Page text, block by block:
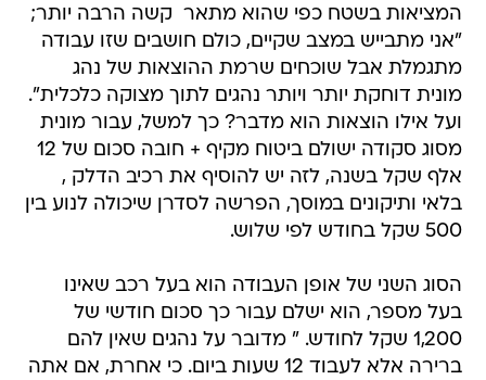
המציאות בשטח כפי שהוא מתאר  קשה הרבה יותר;
"אני מתבייש במצב שקיים, כולם חושבים שזו עבודה
מתגמלת אבל שוכחים שרמת ההוצאות של נהג
מונית דוחקת יותר ויותר נהגים לתוך מצוקה כלכלית".
ועל אילו הוצאות הוא מדבר? כך למשל, עבור מונית
מסוג סקודה ישולם ביטוח מקיף + חובה סכום של 12
אלף שקל בשנה, לזה יש להוסיף את רכיב הדלק ,
בלאי ותיקונים במוסך, הפרשה לסדרן שיכולה לנוע בין
500 שקל בחודש לפי שלוש.
הסוג השני של אופן העבודה הוא בעל רכב שאינו
בעל מספר, הוא ישלם עבור כך סכום חודשי של
1,200 שקל לחודש. " מדובר על נהגים שאין להם
ברירה אלא לעבוד 12 שעות ביום. כי אחרת, אם אתה